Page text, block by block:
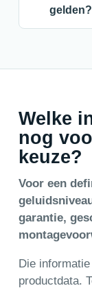
gelden?
Welke
nog
keuze?
Voor een
garantie,
Die
productdata.